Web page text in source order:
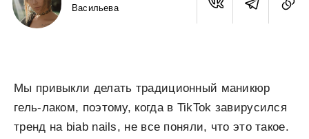
Васильева
Мы привыкли делать традиционный маникюр
гель-лаком, поэтому, когда в TikTok завирусился
тренд на biab nails, не все поняли, что это такое.